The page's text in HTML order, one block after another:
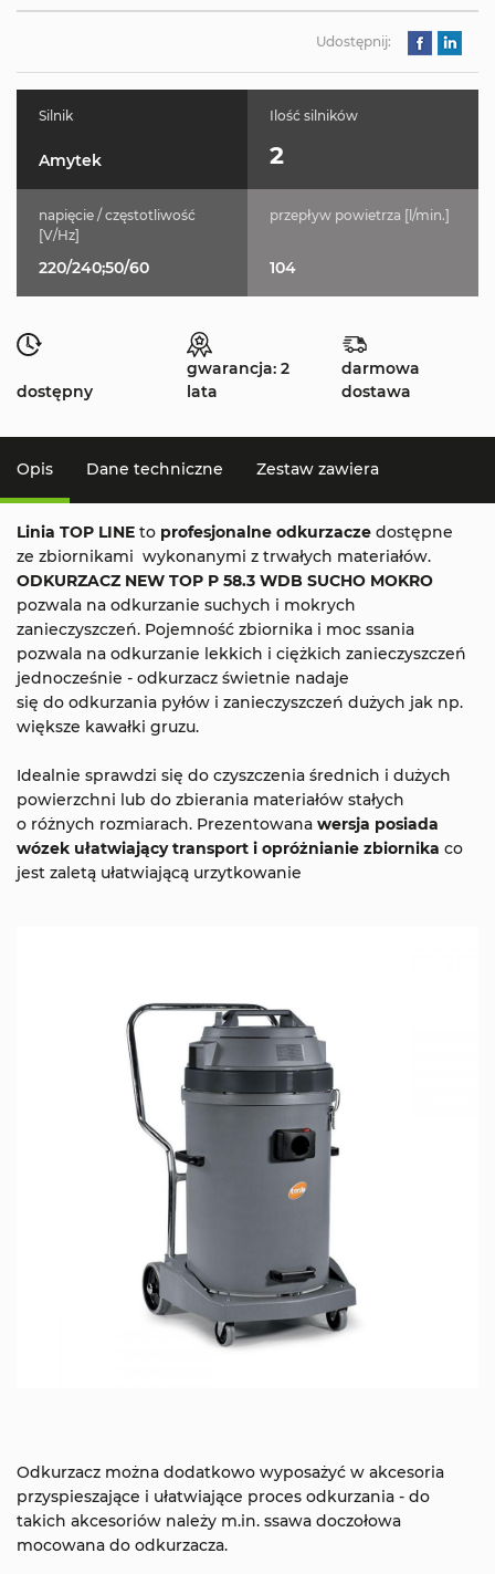
Udostępnij:
Silnik
Amytek
Ilość silników
2
napięcie / częstotliwość
[V/Hz]
220/240;50/60
przepływ powietrza [l/min.]
104
dostępny
gwarancja: 2
lata
darmowa
dostawa
Opis Dane techniczne Zestaw zawiera
Linia TOP LINE to profesjonalne odkurzacze dostępne
ze zbiornikami wykonanymi z trwałych materiałów.
ODKURZACZ NEW TOP P 58.3 WDB SUCHO MOKRO
pozwala na odkurzanie suchych i mokrych
zanieczyszczeń. Pojemność zbiornika i moc ssania
pozwala na odkurzanie lekkich i ciężkich zanieczyszczeń
jednocześnie - odkurzacz świetnie nadaje
się do odkurzania pyłów i zanieczyszczeń dużych jak np.
większe kawałki gruzu.
Idealnie sprawdzi się do czyszczenia średnich i dużych
powierzchni lub do zbierania materiałów stałych
o różnych rozmiarach. Prezentowana wersja posiada
wózek ułatwiający transport i opróżnianie zbiornika co
jest zaletą ułatwiającą urzytkowanie
Odkurzacz można dodatkowo wyposażyć w akcesoria
przyspieszające i ułatwiające proces odkurzania - do
takich akcesoriów należy m.in. ssawa doczołowa
mocowana do odkurzacza.